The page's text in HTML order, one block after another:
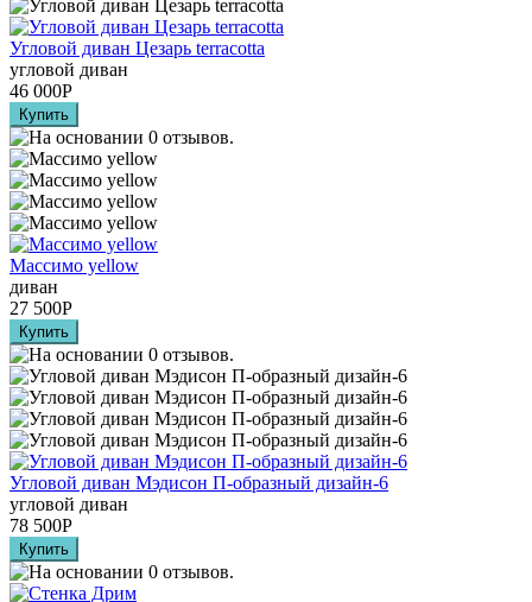
Угловой диван Цезарь terracotta
угловой диван
46 000Р
Массимо yellow
диван
27 500Р
Угловой диван Мэдисон П-образный дизайн-6
угловой диван
78 500Р